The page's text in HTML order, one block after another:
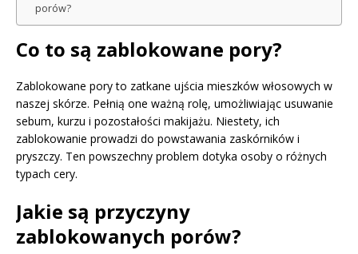
porów?
Co to są zablokowane pory?
Zablokowane pory to zatkane ujścia mieszków włosowych w
naszej skórze. Pełnią one ważną rolę, umożliwiając usuwanie
sebum, kurzu i pozostałości makijażu. Niestety, ich
zablokowanie prowadzi do powstawania zaskórników i
pryszczy. Ten powszechny problem dotyka osoby o różnych
typach cery.
Jakie są przyczyny
zablokowanych porów?